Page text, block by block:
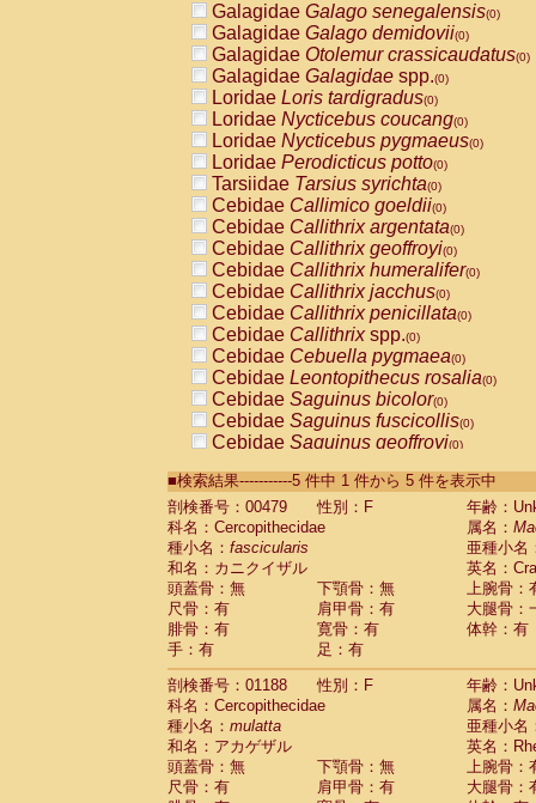
Galagidae Galago senegalensis(0)
Galagidae Galago demidovii(0)
Galagidae Otolemur crassicaudatus(0)
Galagidae Galagidae spp.(0)
Loridae Loris tardigradus(0)
Loridae Nycticebus coucang(0)
Loridae Nycticebus pygmaeus(0)
Loridae Perodicticus potto(0)
Tarsiidae Tarsius syrichta(0)
Cebidae Callimico goeldii(0)
Cebidae Callithrix argentata(0)
Cebidae Callithrix geoffroyi(0)
Cebidae Callithrix humeralifer(0)
Cebidae Callithrix jacchus(0)
Cebidae Callithrix penicillata(0)
Cebidae Callithrixspp.(0)
Cebidae Cebuella pygmaea(0)
Cebidae Leontopithecus rosalia(0)
Cebidae Saguinus bicolor(0)
Cebidae Saguinus fuscicollis(0)
Cebidae Saguinus geoffroyi(0)
CebidaeSaguinus labiatus(0)
Cebidae Saguinus leucopus (0)
CebidaeSaguinus midas
CebidaeSaguinus mystax
CebidaeSaguinus nigricollis (1)
Cebidae Saguinus oedipus
Cebidae Saguinus weddelli
Cebidae Saguinusspp.
Cebidae Aotus trivirgatus
Cebidae Cebus albifrons
CebidaeCebus apella
Cebidae
CebidaeCebus nigrivittatus
Cebidae Cebusspp.(0)
Cebidae Saimiri boliviensis
■検索結果-----------5 件中 1 件から 5 件を表示中
剖検番号：00479
性別：F
年齢：
科名：Cercopithecidae
属名：
種小名： fascicularis
亜種小名
和名：カニクイザル
英名：
頭蓋骨：無
下顎骨：無
上腕骨：
尺骨：有
肩甲骨：有
大腿骨：
腓骨：有
寛骨：有
体幹：有
手：有
足：有
剖検番号：01188
性別：F
年齢：
科名：Cercopithecidae
属名：
種小名： mulatta
亜種小名
和名：アカゲザル
英名：
頭蓋骨：無
下顎骨：無
上腕骨：
尺骨：有
肩甲骨：有
大腿骨：